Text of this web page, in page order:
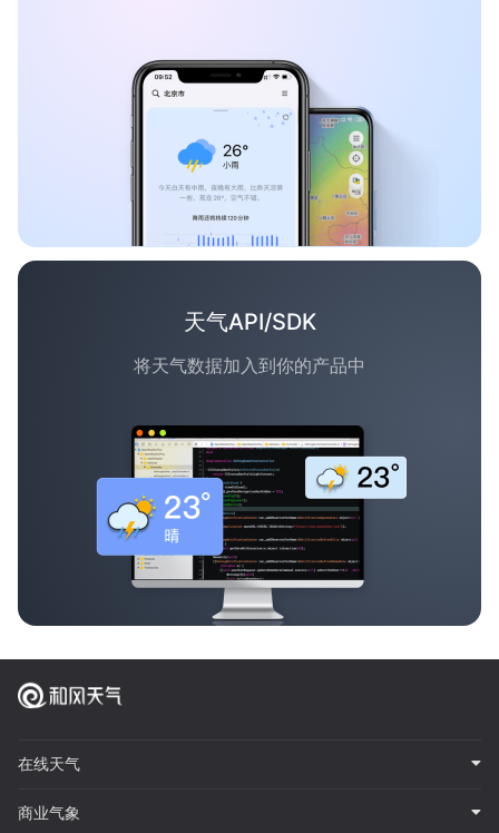
天气API/SDK
将天气数据加入到你的产品中
在线天气
商业气象